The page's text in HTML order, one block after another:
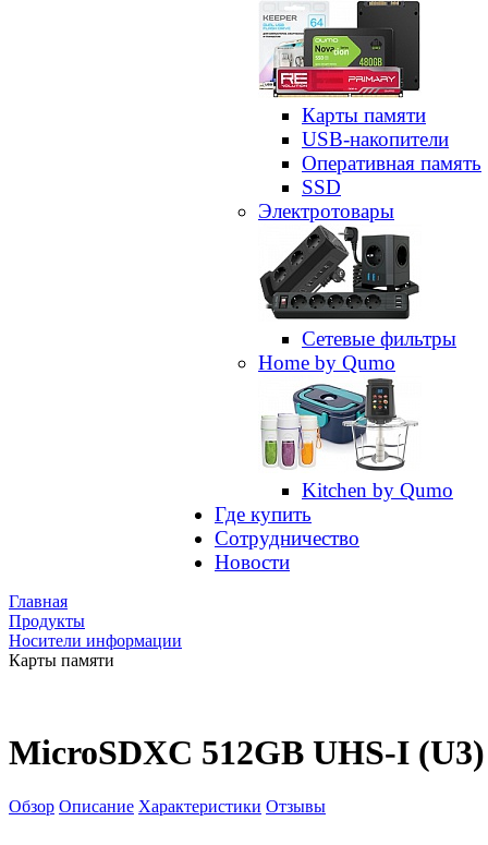
Карты памяти
USB-накопители
Оперативная память
SSD
Электротовары
Сетевые фильтры
Home by Qumo
Kitchen by Qumo
Где купить
Сотрудничество
Новости
Главная
Продукты
Носители информации
Карты памяти
MicroSDXC 512GB UHS-I (U3)
Обзор Описание Характеристики Отзывы